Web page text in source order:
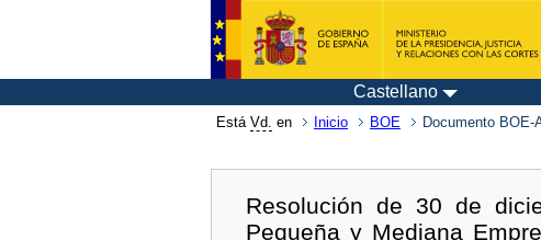
Castellano
Está Vd. en Inicio BOE Documento BOE-
Resolución de 30 de
Pequeña y Mediana